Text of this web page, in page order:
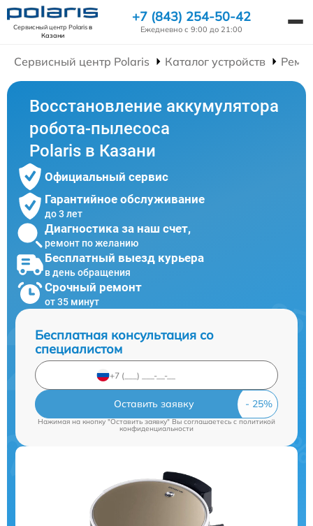
Сервисный центр Polarisв
Казани
+7 (843) 254-50-42
Ежедневно с 9:00 до 21:00
Сервисный центр Polaris Каталог устройств
Восстановление аккумулятора
робота-пылесоса
Polaris в Казани
Официальный сервис
Гарантийное обслуживание
до 3 лет
Диагностика за наш счет,
ремонт по желанию
Бесплатный выезд курьера
в день обращения
Срочный ремонт
от 35 минут
Бесплатная консультация со
специалистом
Оставить заявку
Нажимая на кнопку "Оставить заявку" Вы соглашаетесь cполитикой
конфиденциальности